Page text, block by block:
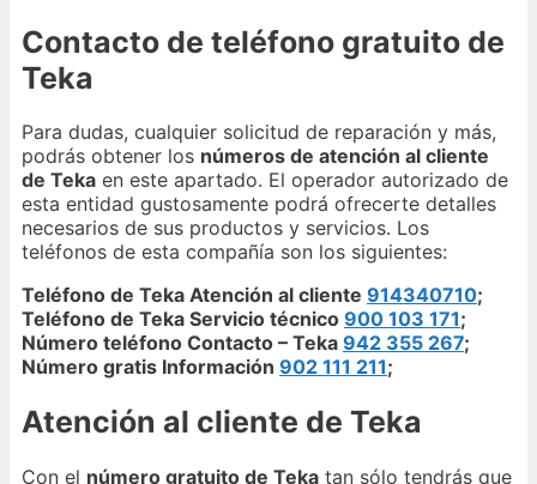
Contacto de teléfono gratuito de
Teka
Para dudas, cualquier solicitud de reparación y más,
podrás obtener los números de atención al cliente
de Teka en este apartado. El operador autorizado de
esta entidad gustosamente podrá ofrecerte detalles
necesarios de sus productos y servicios. Los
teléfonos de esta compañía son los siguientes:
Teléfono de Teka Atención al cliente 914340710;
Teléfono de Teka Servicio técnico 900 103 171;
Número teléfono Contacto – Teka 942 355 267;
Número gratis Información 902 111 211;
Atención al cliente de Teka
Con el número gratuito de Teka tan sólo tendrás que